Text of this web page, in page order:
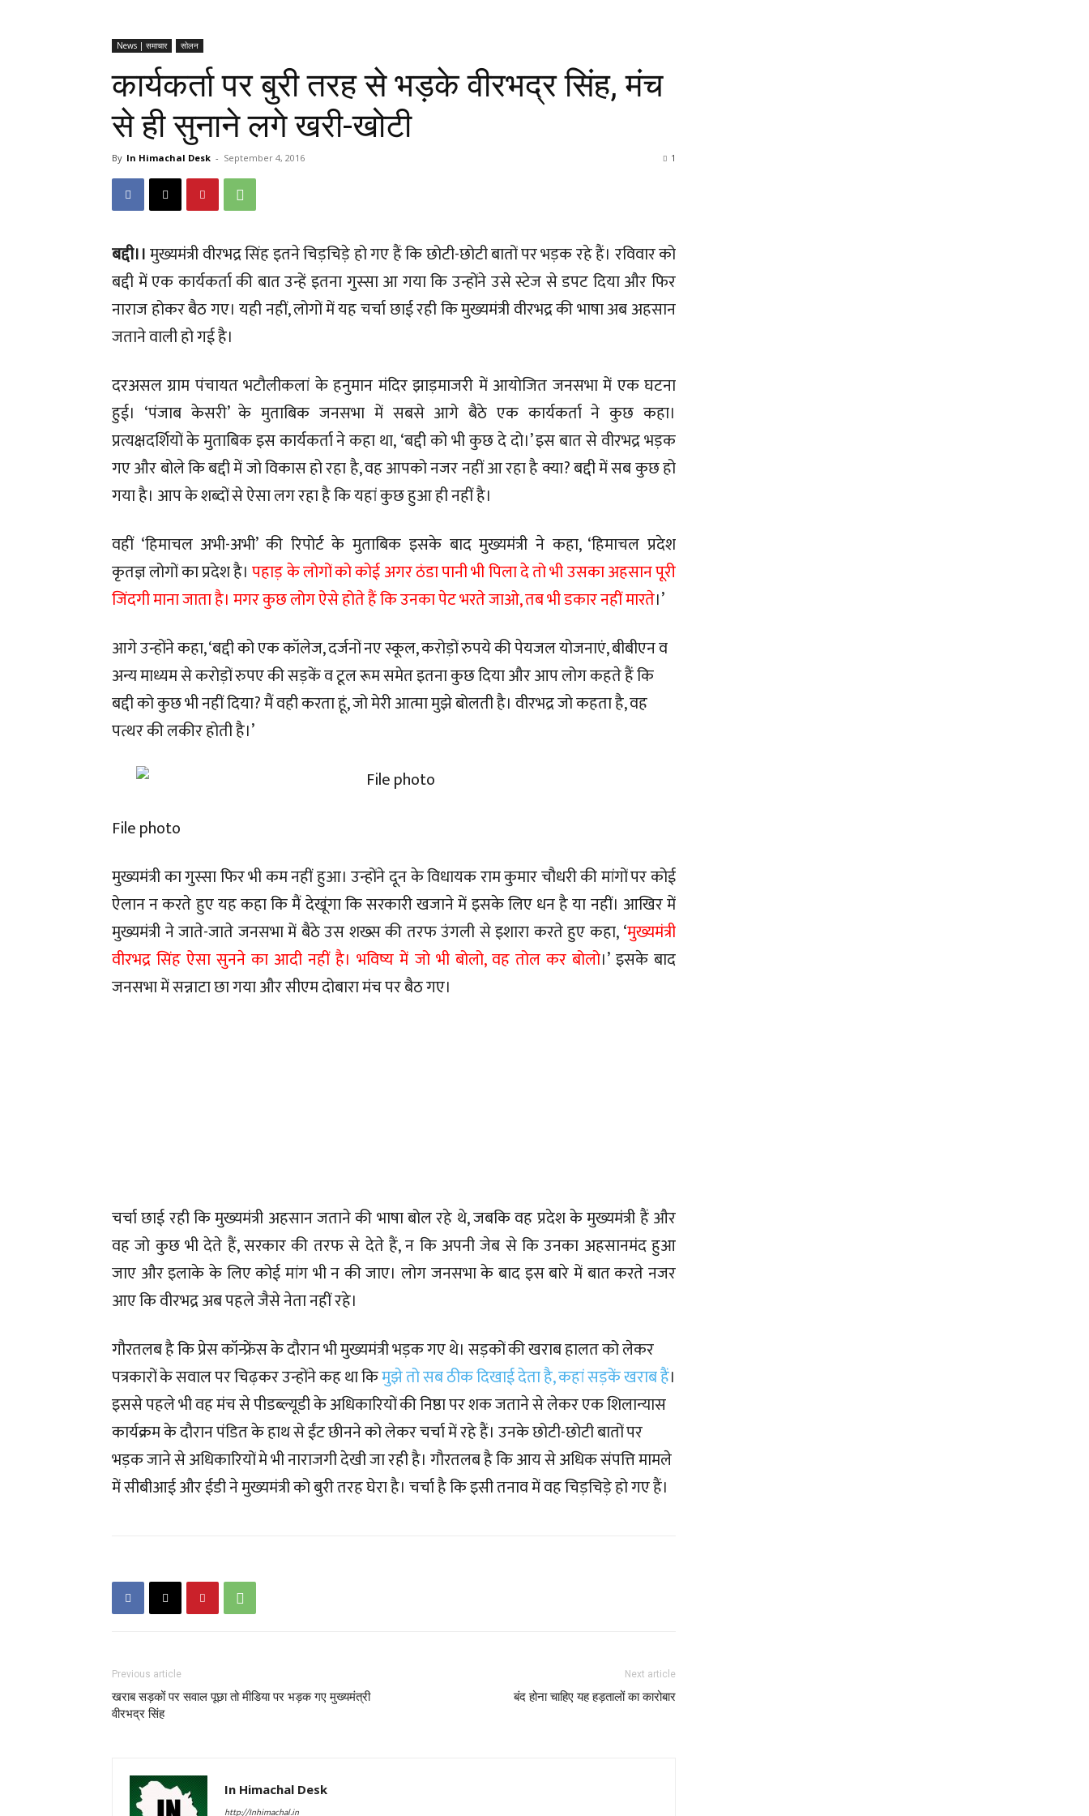
News | समाचार सोलन
कार्यकर्ता पर बुरी तरह से भड़के वीरभद्र सिंह, मंच
से ही सुनाने लगे खरी-खोटी
By In Himachal Desk - September 4, 2016 1
बद्दी।।मुख्यमंत्री वीरभद्र सिंह इतने चिड़चिड़े हो गए हैं कि छोटी-छोटी बातों पर भड़क रहे हैं। रविवार को
बद्दी में एक कार्यकर्ता की बात उन्हें इतना गुस्सा आ गया कि उन्होंने उसे स्टेज से डपट दिया और फिर
नाराज होकर बैठ गए। यही नहीं, लोगों में यह चर्चा छाई रही कि मुख्यमंत्री वीरभद्र की भाषा अब अहसान
जताने वाली हो गई है।
दरअसल ग्राम पंचायत भटौलीकलां के हनुमान मंदिर झाड़माजरी में आयोजित जनसभा में एक घटना
हुई। ‘पंजाब केसरी’ के मुताबिक जनसभा में सबसे आगे बैठे एक कार्यकर्ता ने कुछ कहा।
प्रत्यक्षदर्शियों के मुताबिक इस कार्यकर्ता ने कहा था, ‘बद्दी को भी कुछ दे दो।’ इस बात से वीरभद्र भड़क
गए और बोले कि बद्दी में जो विकास हो रहा है, वह आपको नजर नहीं आ रहा है क्या? बद्दी में सब कुछ हो
गया है। आप के शब्दों से ऐसा लग रहा है कि यहां कुछ हुआ ही नहीं है।
वहीं ‘हिमाचल अभी-अभी’ की रिपोर्ट के मुताबिक इसके बाद मुख्यमंत्री ने कहा, ‘हिमाचल प्रदेश
कृतज्ञ लोगों का प्रदेश है।पहाड़ के लोगों को कोई अगर ठंडा पानी भी पिला दे तो भी उसका अहसान पूरी
जिंदगी माना जाता है। मगर कुछ लोग ऐसे होते हैं कि उनका पेट भरते जाओ, तब भी डकार नहीं मारते।’
आगे उन्होंने कहा, ‘बद्दी को एक कॉलेज, दर्जनों नए स्कूल, करोड़ों रुपये की पेयजल योजनाएं, बीबीएन व
अन्य माध्यम से करोड़ों रुपए की सड़कें व टूल रूम समेत इतना कुछ दिया और आप लोग कहते हैं कि
बद्दी को कुछ भी नहीं दिया? मैं वही करता हूं, जो मेरी आत्मा मुझे बोलती है। वीरभद्र जो कहता है, वह
पत्थर की लकीर होती है।’
File photo
मुख्यमंत्री का गुस्सा फिर भी कम नहीं हुआ। उन्होंने दून के विधायक राम कुमार चौधरी की मांगों पर कोई
ऐलान न करते हुए यह कहा कि मैं देखूंगा कि सरकारी खजाने में इसके लिए धन है या नहीं। आखिर में
मुख्यमंत्री ने जाते-जाते जनसभा में बैठे उस शख्स की तरफ उंगली से इशारा करते हुए कहा, ‘मुख्यमंत्री
वीरभद्र सिंह ऐसा सुनने का आदी नहीं है। भविष्य में जो भी बोलो, वह तोल कर बोलो।’ इसके बाद
जनसभा में सन्नाटा छा गया और सीएम दोबारा मंच पर बैठ गए।
चर्चा छाई रही कि मुख्यमंत्री अहसान जताने की भाषा बोल रहे थे, जबकि वह प्रदेश के मुख्यमंत्री हैं और
वह जो कुछ भी देते हैं, सरकार की तरफ से देते हैं, न कि अपनी जेब से कि उनका अहसानमंद हुआ
जाए और इलाके के लिए कोई मांग भी न की जाए। लोग जनसभा के बाद इस बारे में बात करते नजर
आए कि वीरभद्र अब पहले जैसे नेता नहीं रहे।
गौरतलब है कि प्रेस कॉन्फ्रेंस के दौरान भी मुख्यमंत्री भड़क गए थे। सड़कों की खराब हालत को लेकर
पत्रकारों के सवाल पर चिढ़कर उन्होंने कह था किमुझे तो सब ठीक दिखाई देता है, कहां सड़कें खराब हैं।
इससे पहले भी वह मंच से पीडब्ल्यूडी के अधिकारियों की निष्ठा पर शक जताने से लेकर एक शिलान्यास
कार्यक्रम के दौरान पंडित के हाथ से ईंट छीनने को लेकर चर्चा में रहे हैं। उनके छोटी-छोटी बातों पर
भड़क जाने से अधिकारियों मे भी नाराजगी देखी जा रही है। गौरतलब है कि आय से अधिक संपत्ति मामले
में सीबीआई और ईडी ने मुख्यमंत्री को बुरी तरह घेरा है। चर्चा है कि इसी तनाव में वह चिड़चिड़े हो गए हैं।
Previous article
खराब सड़कों पर सवाल पूछा तो मीडिया पर भड़क गए मुख्यमंत्री
वीरभद्र सिंह
Next article
बंद होना चाहिए यह हड़तालों का कारोबार
In Himachal Desk
http://Inhimachal.in